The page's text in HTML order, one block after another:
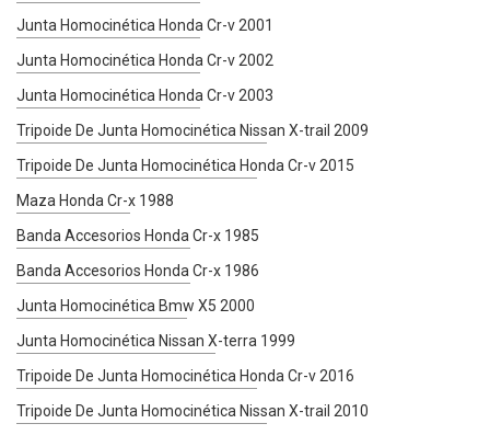
Junta Homocinética Honda Cr-v 2001
Junta Homocinética Honda Cr-v 2002
Junta Homocinética Honda Cr-v 2003
Tripoide De Junta Homocinética Nissan X-trail 2009
Tripoide De Junta Homocinética Honda Cr-v 2015
Maza Honda Cr-x 1988
Banda Accesorios Honda Cr-x 1985
Banda Accesorios Honda Cr-x 1986
Junta Homocinética Bmw X5 2000
Junta Homocinética Nissan X-terra 1999
Tripoide De Junta Homocinética Honda Cr-v 2016
Tripoide De Junta Homocinética Nissan X-trail 2010